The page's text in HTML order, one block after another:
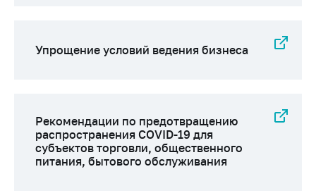
Упрощение условий ведения бизнеса
Рекомендации по предотвращению
распространения COVID-19 для
субъектов торговли, общественного
питания, бытового обслуживания